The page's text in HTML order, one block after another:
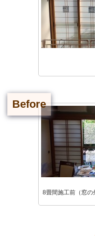
Before
8畳間施工前（窓の